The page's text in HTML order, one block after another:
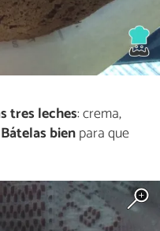
tres leches: crema,
Bátelas bienpara que